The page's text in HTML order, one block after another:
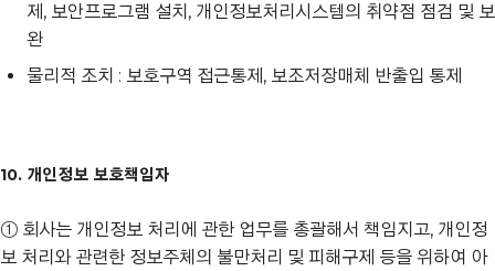
제, 보안프로그램 설치, 개인정보처리시스템의 취약점 점검 및 보
완
물리적 조치 : 보호구역 접근통제, 보조저장매체 반출입 통제
10. 개인정보 보호책임자
① 회사는 개인정보 처리에 관한 업무를 총괄해서 책임지고, 개인정
보 처리와 관련한 정보주체의 불만처리 및 피해구제 등을 위하여 아